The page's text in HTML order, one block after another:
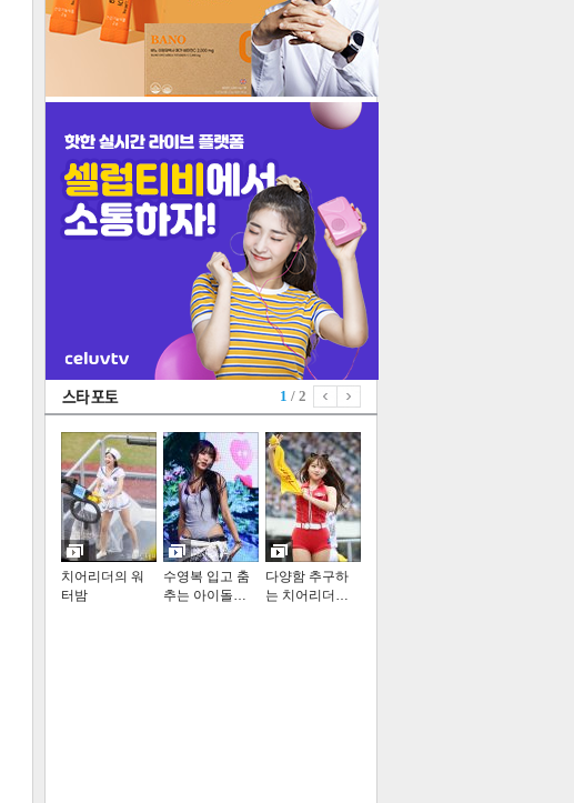
1 / 2
치어리더의 워
터밤
수영복 입고 춤
추는 아이돌…
다양함 추구하
는 치어리더…